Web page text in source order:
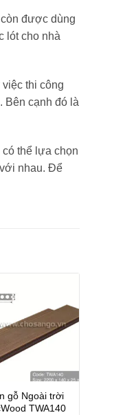
được dùng
lót cho nhà
thi công
Bên cạnh đó là
thể lựa chọn
nhau. Để
gỗ Ngoài trời
TWA140